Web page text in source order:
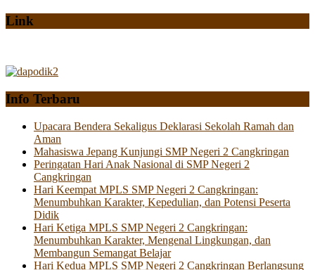
Link
Info Terbaru
Upacara Bendera Sekaligus Deklarasi Sekolah Ramah dan
Aman
Mahasiswa Jepang Kunjungi SMP Negeri 2 Cangkringan
Peringatan Hari Anak Nasional di SMP Negeri 2
Cangkringan
Hari Keempat MPLS SMP Negeri 2 Cangkringan:
Menumbuhkan Karakter, Kepedulian, dan Potensi Peserta
Didik
Hari Ketiga MPLS SMP Negeri 2 Cangkringan:
Menumbuhkan Karakter, Mengenal Lingkungan, dan
Membangun Semangat Belajar
Hari Kedua MPLS SMP Negeri 2 Cangkringan Berlangsung